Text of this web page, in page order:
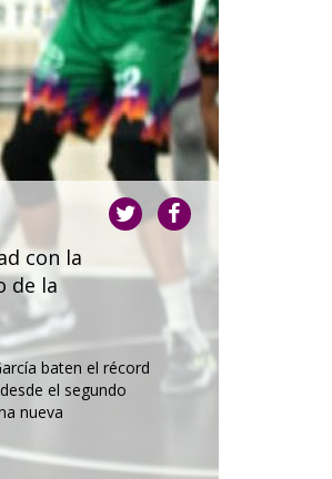
con la
de la
baten el récord
el segundo
nueva